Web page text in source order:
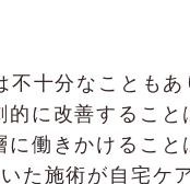
十分なこともあ
に改善すること
働きかけること
た施術が自宅ケ